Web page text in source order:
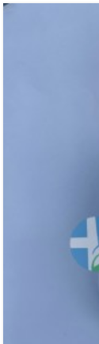
espuma, baixo
condições de
verde e
internacionais